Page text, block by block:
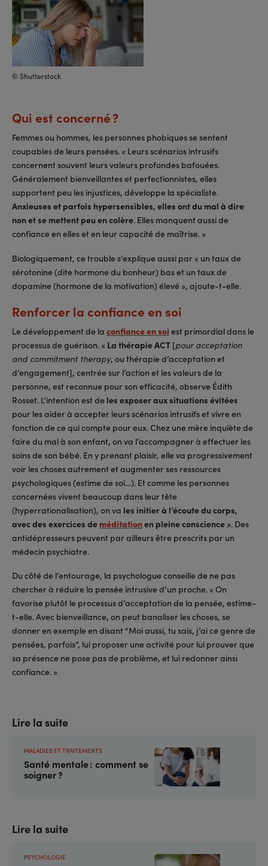
© Shutterstock
Qui est concerné ?
Femmes ou hommes, les personnes phobiques se sentent
coupables de leurs pensées. « Leurs scénarios intrusifs
concernent souvent leurs valeurs profondes bafouées.
Généralement bienveillantes et perfectionnistes, elles
supportent peu les injustices, développe la spécialiste.
Anxieuses et parfois hypersensibles, elles ont du mal à dire
non et se mettent peu en colère. Elles manquent aussi de
confiance en elles et en leur capacité de maîtrise. »
Biologiquement, ce trouble s’explique aussi par « un taux de
sérotonine (dite hormone du bonheur) bas et un taux de
dopamine (hormone de la motivation) élevé », ajoute-t-elle.
Renforcer la confiance en soi
Le développement de la confiance en soi est primordial dans le
processus de guérison. « La thérapie ACT [pour acceptation
and commitment therapy, ou thérapie d’acceptation et
d’engagement], centrée sur l’action et les valeurs de la
personne, est reconnue pour son efficacité, observe Édith
Rosset. L’intention est de les exposer aux situations évitées
pour les aider à accepter leurs scénarios intrusifs et vivre en
fonction de ce qui compte pour eux. Chez une mère inquiète de
faire du mal à son enfant, on va l’accompagner à effectuer les
soins de son bébé. En y prenant plaisir, elle va progressivement
voir les choses autrement et augmenter ses ressources
psychologiques (estime de soi…). Et comme les personnes
concernées vivent beaucoup dans leur tête
(hyperrationalisation), on va les initier à l’écoute du corps,
avec des exercices de méditationen pleine conscience ». Des
antidépresseurs peuvent par ailleurs être prescrits par un
médecin psychiatre.
Du côté de l’entourage, la psychologue conseille de ne pas
chercher à réduire la pensée intrusive d’un proche. « On
favorise plutôt le processus d’acceptation de la pensée, estime-
t-elle. Avec bienveillance, on peut banaliser les choses, se
donner en exemple en disant “Moi aussi, tu sais, j’ai ce genre de
pensées, parfois”, lui proposer une activité pour lui prouver que
sa présence ne pose pas de problème, et lui redonner ainsi
confiance. »
Lire la suite
Santé mentale : comment se
soigner ?
MALADIES ET TRAITEMENTS
Lire la suite
PSYCHOLOGIE